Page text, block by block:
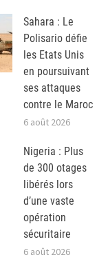
Sahara : Le
Polisario défie
les Etats Unis
en poursuivant
ses attaques
contre le Maroc
6 août 2026
Nigeria : Plus
de 300 otages
libérés lors
d’une vaste
opération
sécuritaire
6 août 2026